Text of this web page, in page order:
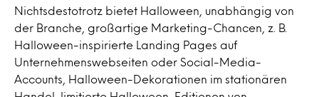
Nichtsdestotrotz bietet Halloween, unabhängig von
der Branche, großartige Marketing-Chancen, z. B.
Halloween-inspirierte Landing Pages auf
Unternehmenswebseiten oder Social-Media-
Accounts, Halloween-Dekorationen im stationären